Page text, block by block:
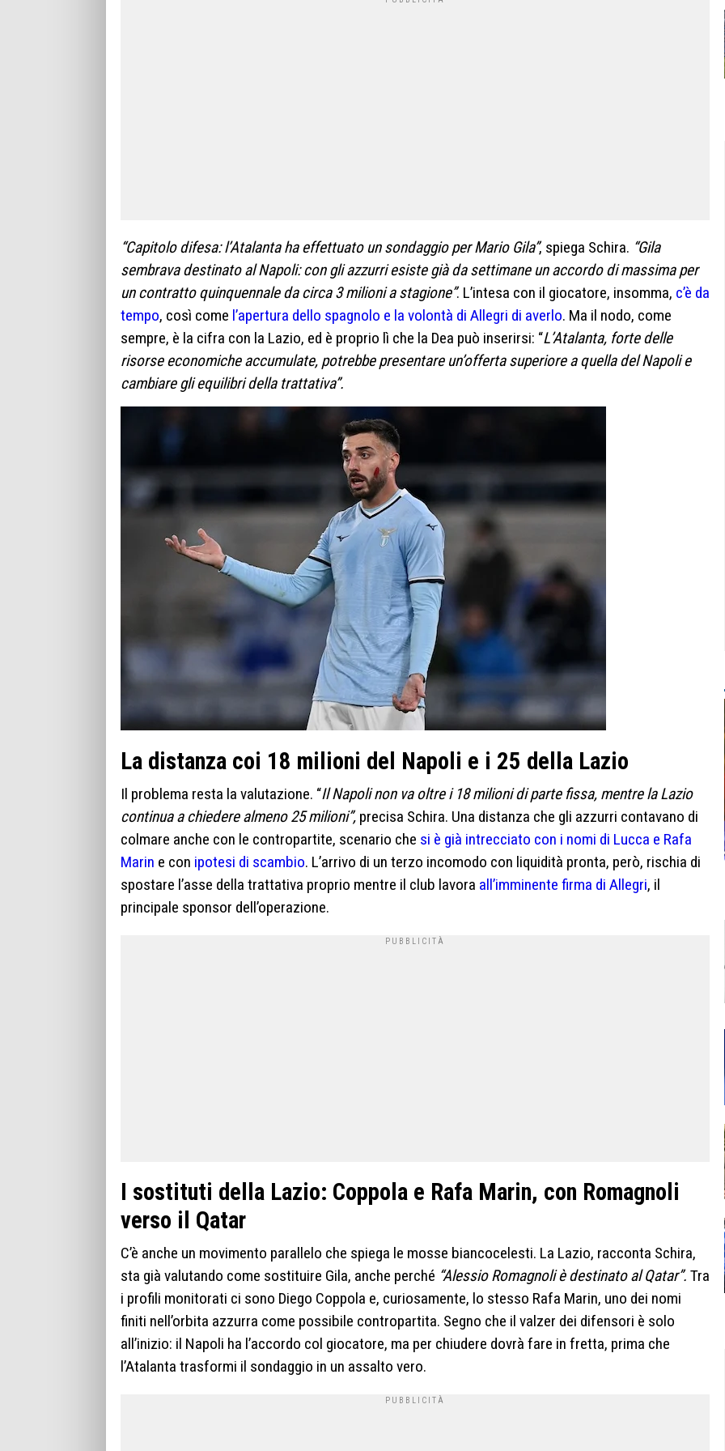
“Capitolo difesa: l’Atalanta ha effettuato un sondaggio per Mario Gila”, spiega Schira. “Gila
sembrava destinato al Napoli: con gli azzurri esiste già da settimane un accordo di massima per
un contratto quinquennale da circa 3 milioni a stagione”. L’intesa con il giocatore, insomma, c’è da
tempo, così come l’apertura dello spagnolo e la volontà di Allegri di averlo. Ma il nodo, come
sempre, è la cifra con la Lazio, ed è proprio lì che la Dea può inserirsi: “L’Atalanta, forte delle
risorse economiche accumulate, potrebbe presentare un’offerta superiore a quella del Napoli e
cambiare gli equilibri della trattativa”.
La distanza coi 18 milioni del Napoli e i 25 della Lazio
Il problema resta la valutazione. “Il Napoli non va oltre i 18 milioni di parte fissa, mentre la Lazio
continua a chiedere almeno 25 milioni”, precisa Schira. Una distanza che gli azzurri contavano di
colmare anche con le contropartite, scenario che si è già intrecciato con i nomi di Lucca e Rafa
Marin e con ipotesi di scambio. L’arrivo di un terzo incomodo con liquidità pronta, però, rischia di
spostare l’asse della trattativa proprio mentre il club lavora all’imminente firma di Allegri, il
principale sponsor dell’operazione.
I sostituti della Lazio: Coppola e Rafa Marin, con Romagnoli
verso il Qatar
C’è anche un movimento parallelo che spiega le mosse biancocelesti. La Lazio, racconta Schira,
sta già valutando come sostituire Gila, anche perché “Alessio Romagnoli è destinato al Qatar”. Tra
i profili monitorati ci sono Diego Coppola e, curiosamente, lo stesso Rafa Marin, uno dei nomi
finiti nell’orbita azzurra come possibile contropartita. Segno che il valzer dei difensori è solo
all’inizio: il Napoli ha l’accordo col giocatore, ma per chiudere dovrà fare in fretta, prima che
l’Atalanta trasformi il sondaggio in un assalto vero.